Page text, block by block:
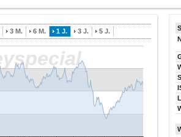
3 M. 6 M. 1 J. 3 J. 5 J.